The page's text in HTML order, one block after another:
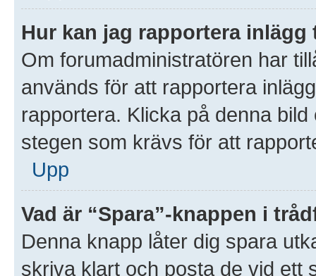
Hur kan jag rapportera
Om forumadministratören har
används för att rapportera
rapportera. Klicka på denna
stegen som krävs för att
Upp
Vad är “Spara”-knappen i
Denna knapp låter dig spara
skriva klart och posta de vid ett